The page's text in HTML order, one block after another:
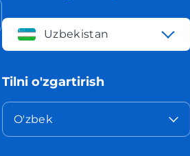
Uzbekistan
Tilni o'zgartirish
O'zbek